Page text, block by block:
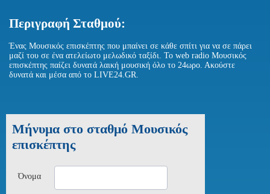
Περιγραφή Σταθμού:
Ένας Μουσικός επισκέπτης που μπαίνει σε κάθε σπίτι για να σε πάρει
μαζί του σε ένα ατελείωτο μελωδικό ταξίδι. Το web radio Μουσικός
επισκέπτης παίζει δυνατά λαική μουσική όλο το 24ωρο. Ακούστε
δυνατά και μέσα από το LIVE24.GR.
Μήνυμα στο σταθμό Μουσικός
επισκέπτης
Όνομα